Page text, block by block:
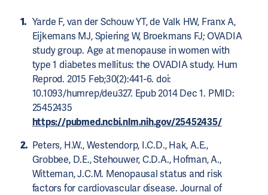
Yarde F, van der Schouw YT, de Valk HW, Franx A,
Eijkemans MJ, Spiering W, Broekmans FJ; OVADIA
study group. Age at menopause in women with
type 1 diabetes mellitus: the OVADIA study. Hum
Reprod. 2015 Feb;30(2):441-6. doi:
10.1093/humrep/deu327. Epub 2014 Dec 1. PMID:
25452435
https://pubmed.ncbi.nlm.nih.gov/25452435/
Peters, H.W., Westendorp, I.C.D., Hak, A.E.,
Grobbee, D.E., Stehouwer, C.D.A., Hofman, A.,
Witteman, J.C.M. Menopausal status and risk
factors for cardiovascular disease. Journal of